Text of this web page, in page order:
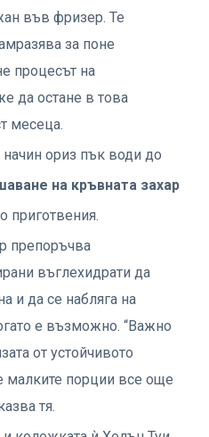
във фризер. Те
за поне
процесът на
да остане в това
месеца.
ориз пък води до
на кръвната захар
приготвения.
препоръчва
въглехидрати да
и да се набляга на
е възможно. “Важно
от устойчивото
малките порции все още
тя.